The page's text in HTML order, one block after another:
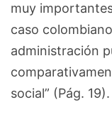
muy
caso
administración
social” (Pág. 19).